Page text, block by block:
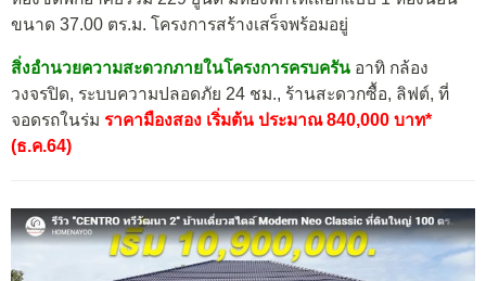
ขนาด 37.00 ตร.ม. โครงการสร้างเสร็จพร้อมอยู่
สิ่งอำนวยความสะดวกภายในโครงการครบครัน อาทิ กล้อง
วงจรปิด, ระบบความปลอดภัย 24 ชม., ร้านสะดวกซื้อ, ลิฟต์, ที่
จอดรถในร่ม ราคามืองสอง เริ่มต้น ประมาณ 840,000 บาท*
(ธ.ค.64)